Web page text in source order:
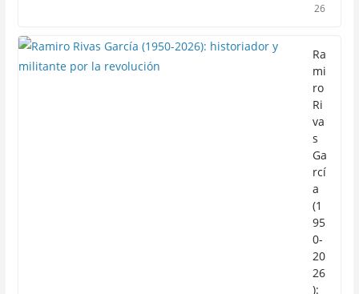
26
Ra
mi
ro
Ri
va
s
Ga
rcí
a
(1
95
0-
20
26
):